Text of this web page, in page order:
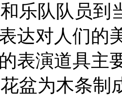
乐队队员到
达对人们的
表演道具主
盆为木条制